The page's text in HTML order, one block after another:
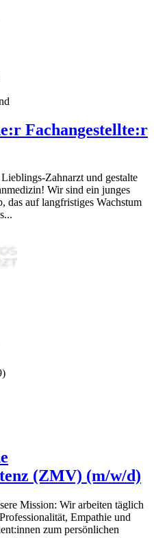
Fachangestellte:r
Zahnarzt und gestalte
Wir sind ein junges
das auf langfristiges Wachstum
)
(ZMV) (m/w/d)
Mission: Wir arbeiten täglich
Empathie und
zum persönlichen